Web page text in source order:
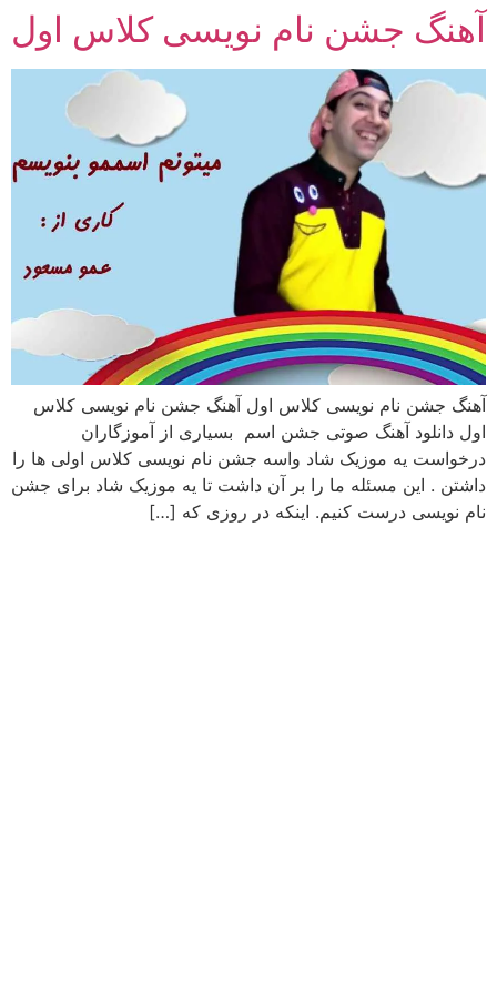
پرش
محتوا
آهنگ جشن نام نویسی کلاس اول
آهنگ جشن نام نویسی کلاس اول آهنگ جشن نام نویسی کلاس
اول دانلود آهنگ صوتی جشن اسم بسیاری از آموزگاران
درخواست یه موزیک شاد واسه جشن نام نویسی کلاس اولی ها را
داشتن . این مسئله ما را بر آن داشت تا یه موزیک شاد برای جشن
نام نویسی درست کنیم. اینکه در روزی که […]